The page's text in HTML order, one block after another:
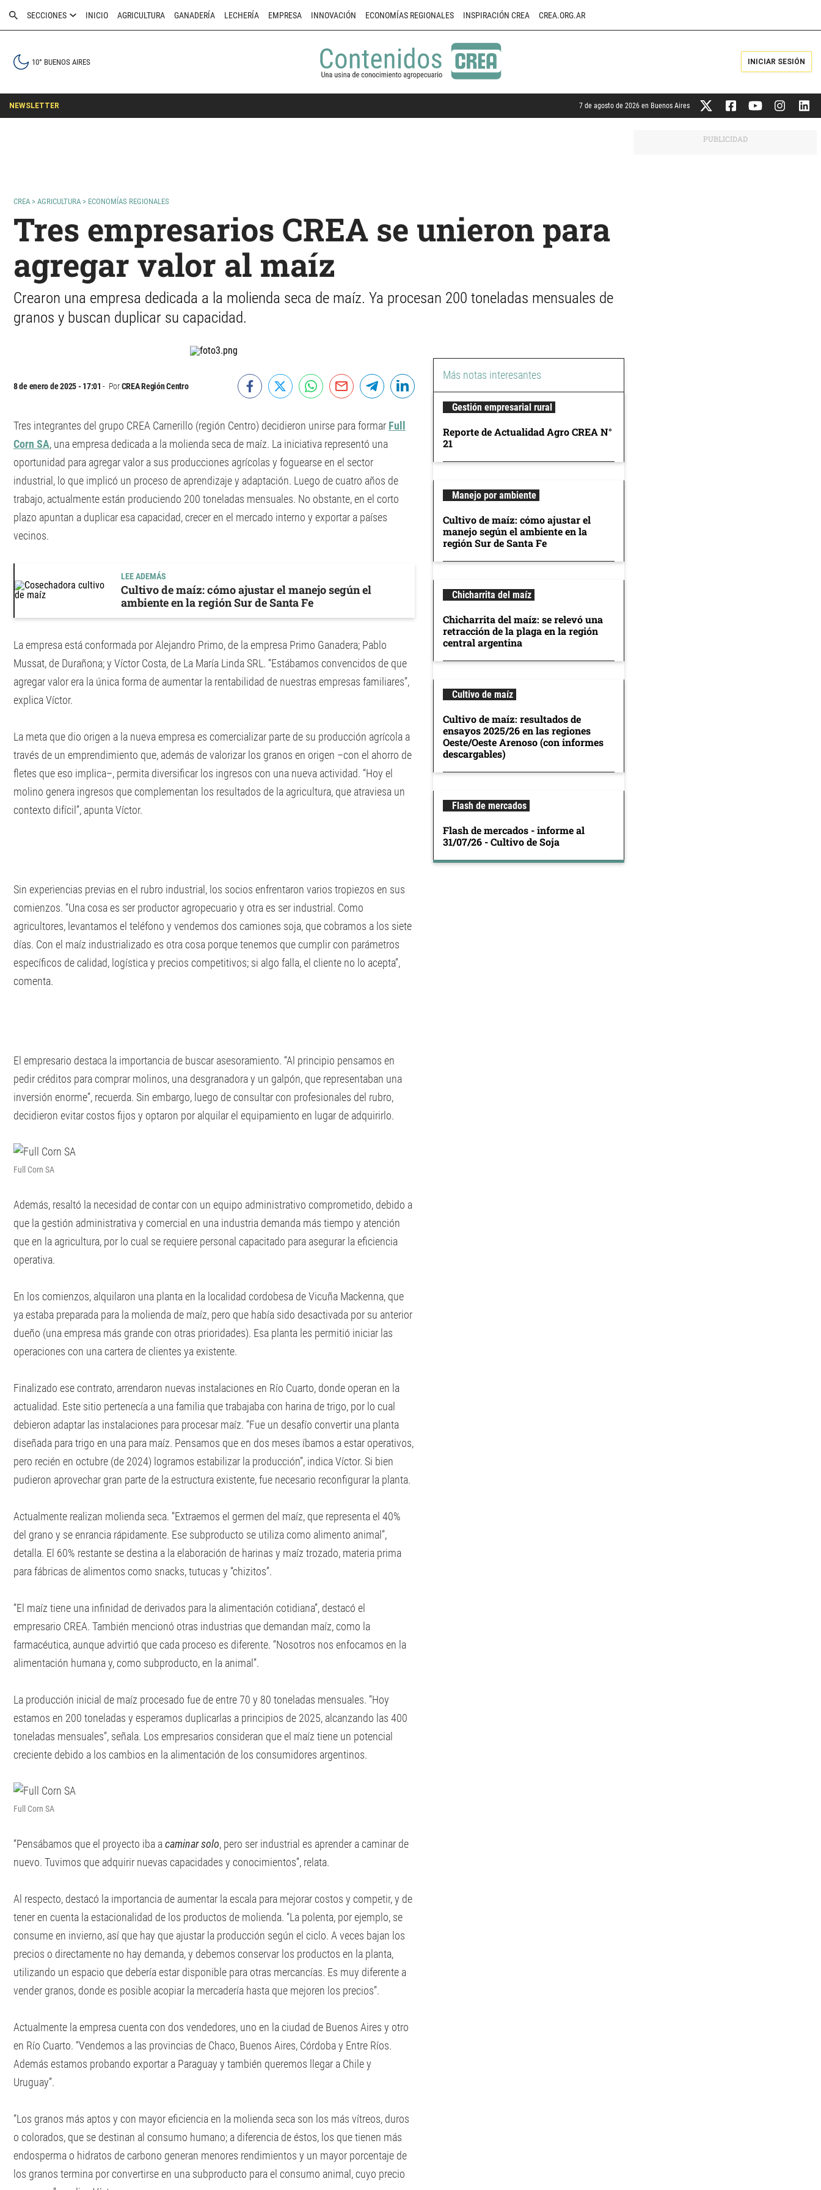
SECCIONES INICIO AGRICULTURA GANADERÍA LECHERÍA EMPRESA INNOVACIÓN ECONOMÍAS REGIONALES INSPIRACIÓN CREA CREA.ORG.AR
10° BUENOS AIRES INICIAR SESIÓN
NEWSLETTER 7 de agosto de 2026 en Buenos Aires
CREA > AGRICULTURA > ECONOMÍAS REGIONALES
Tres empresarios CREA se unieron para
agregar valor al maíz
Crearon una empresa dedicada a la molienda seca de maíz. Ya procesan 200 toneladas mensuales de
granos y buscan duplicar su capacidad.
8 de enero de 2025 - 17:01 PorCREA Región Centro
Tres integrantes del grupo CREA Carnerillo (región Centro) decidieron unirse para formar Full
Corn SA, una empresa dedicada a la molienda seca de maíz. La iniciativa representó una
oportunidad para agregar valor a sus producciones agrícolas y foguearse en el sector
industrial, lo que implicó un proceso de aprendizaje y adaptación. Luego de cuatro años de
trabajo, actualmente están produciendo 200 toneladas mensuales. No obstante, en el corto
plazo apuntan a duplicar esa capacidad, crecer en el mercado interno y exportar a países
vecinos.
LEE ADEMÁS
Cultivo de maíz: cómo ajustar el manejo según el
ambiente en la región Sur de Santa Fe
La empresa está conformada por Alejandro Primo, de la empresa Primo Ganadera; Pablo
Mussat, de Durañona; y Víctor Costa, de La María Linda SRL. “Estábamos convencidos de que
agregar valor era la única forma de aumentar la rentabilidad de nuestras empresas familiares”,
explica Víctor.
La meta que dio origen a la nueva empresa es comercializar parte de su producción agrícola a
través de un emprendimiento que, además de valorizar los granos en origen –con el ahorro de
fletes que eso implica–, permita diversificar los ingresos con una nueva actividad. “Hoy el
molino genera ingresos que complementan los resultados de la agricultura, que atraviesa un
contexto difícil”, apunta Víctor.
Sin experiencias previas en el rubro industrial, los socios enfrentaron varios tropiezos en sus
comienzos. “Una cosa es ser productor agropecuario y otra es ser industrial. Como
agricultores, levantamos el teléfono y vendemos dos camiones soja, que cobramos a los siete
días. Con el maíz industrializado es otra cosa porque tenemos que cumplir con parámetros
específicos de calidad, logística y precios competitivos; si algo falla, el cliente no lo acepta”,
comenta.
El empresario destaca la importancia de buscar asesoramiento. “Al principio pensamos en
pedir créditos para comprar molinos, una desgranadora y un galpón, que representaban una
inversión enorme”, recuerda. Sin embargo, luego de consultar con profesionales del rubro,
decidieron evitar costos fijos y optaron por alquilar el equipamiento en lugar de adquirirlo.
Full Corn SA
Además, resaltó la necesidad de contar con un equipo administrativo comprometido, debido a
que la gestión administrativa y comercial en una industria demanda más tiempo y atención
que en la agricultura, por lo cual se requiere personal capacitado para asegurar la eficiencia
operativa.
En los comienzos, alquilaron una planta en la localidad cordobesa de Vicuña Mackenna, que
ya estaba preparada para la molienda de maíz, pero que había sido desactivada por su anterior
dueño (una empresa más grande con otras prioridades). Esa planta les permitió iniciar las
operaciones con una cartera de clientes ya existente.
Finalizado ese contrato, arrendaron nuevas instalaciones en Río Cuarto, donde operan en la
actualidad. Este sitio pertenecía a una familia que trabajaba con harina de trigo, por lo cual
debieron adaptar las instalaciones para procesar maíz. “Fue un desafío convertir una planta
diseñada para trigo en una para maíz. Pensamos que en dos meses íbamos a estar operativos,
pero recién en octubre (de 2024) logramos estabilizar la producción”, indica Víctor. Si bien
pudieron aprovechar gran parte de la estructura existente, fue necesario reconfigurar la planta.
Actualmente realizan molienda seca. “Extraemos el germen del maíz, que representa el 40%
del grano y se enrancia rápidamente. Ese subproducto se utiliza como alimento animal”,
detalla. El 60% restante se destina a la elaboración de harinas y maíz trozado, materia prima
para fábricas de alimentos como snacks, tutucas y “chizitos”.
“El maíz tiene una infinidad de derivados para la alimentación cotidiana”, destacó el
empresario CREA. También mencionó otras industrias que demandan maíz, como la
farmacéutica, aunque advirtió que cada proceso es diferente. “Nosotros nos enfocamos en la
alimentación humana y, como subproducto, en la animal”.
La producción inicial de maíz procesado fue de entre 70 y 80 toneladas mensuales. “Hoy
estamos en 200 toneladas y esperamos duplicarlas a principios de 2025, alcanzando las 400
toneladas mensuales”, señala. Los empresarios consideran que el maíz tiene un potencial
creciente debido a los cambios en la alimentación de los consumidores argentinos.
Full Corn SA
“Pensábamos que el proyecto iba acaminar solo, pero ser industrial es aprender a caminar de
nuevo. Tuvimos que adquirir nuevas capacidades y conocimientos”, relata.
Al respecto, destacó la importancia de aumentar la escala para mejorar costos y competir, y de
tener en cuenta la estacionalidad de los productos de molienda. “La polenta, por ejemplo, se
consume en invierno, así que hay que ajustar la producción según el ciclo. A veces bajan los
precios o directamente no hay demanda, y debemos conservar los productos en la planta,
utilizando un espacio que debería estar disponible para otras mercancías. Es muy diferente a
vender granos, donde es posible acopiar la mercadería hasta que mejoren los precios”.
Actualmente la empresa cuenta con dos vendedores, uno en la ciudad de Buenos Aires y otro
en Río Cuarto. “Vendemos a las provincias de Chaco, Buenos Aires, Córdoba y Entre Ríos.
Además estamos probando exportar a Paraguay y también queremos llegar a Chile y
Uruguay”.
“Los granos más aptos y con mayor eficiencia en la molienda seca son los más vítreos, duros
o colorados, que se destinan al consumo humano; a diferencia de éstos, los que tienen más
endosperma o hidratos de carbono generan menores rendimientos y un mayor porcentaje de
los granos termina por convertirse en una subproducto para el consumo animal, cuyo precio
Más notas interesantes
Gestión empresarial rural
Reporte de Actualidad Agro CREA N°
21
Manejo por ambiente
Cultivo de maíz: cómo ajustar el
manejo según el ambiente en la
región Sur de Santa Fe
Chicharrita del maíz
Chicharrita del maíz: se relevó una
retracción de la plaga en la región
central argentina
Cultivo de maíz
Cultivo de maíz: resultados de
ensayos 2025/26 en las regiones
Oeste/Oeste Arenoso (con informes
descargables)
Flash de mercados
Flash de mercados - informe al
31/07/26 - Cultivo de Soja